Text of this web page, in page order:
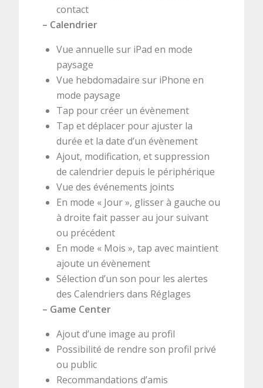
contact
– Calendrier
Vue annuelle sur iPad en mode
paysage
Vue hebdomadaire sur iPhone en
mode paysage
Tap pour créer un évènement
Tap et déplacer pour ajuster la
durée et la date d’un évènement
Ajout, modification, et suppression
de calendrier depuis le périphérique
Vue des événements joints
En mode « Jour », glisser à gauche ou
à droite fait passer au jour suivant
ou précédent
En mode « Mois », tap avec maintient
ajoute un évènement
Sélection d’un son pour les alertes
des Calendriers dans Réglages
– Game Center
Ajout d’une image au profil
Possibilité de rendre son profil privé
ou public
Recommandations d’amis